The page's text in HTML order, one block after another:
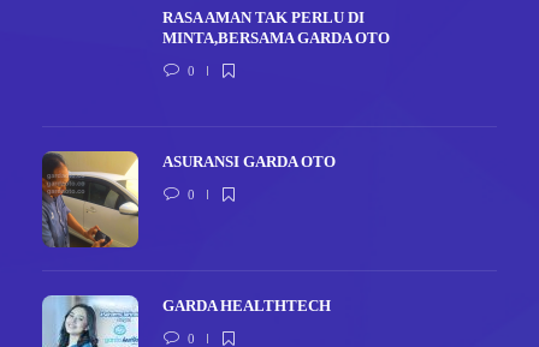
RASA AMAN TAK PERLU DI
MINTA,BERSAMA GARDA OTO
0
ASURANSI GARDA OTO
0
GARDA HEALTHTECH
0